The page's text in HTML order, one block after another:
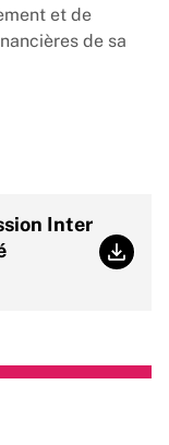
et de
de sa
Inter